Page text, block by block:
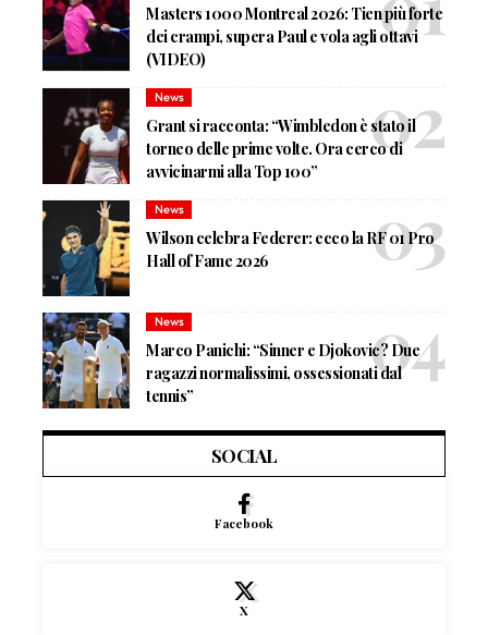
Masters 1000 Montreal 2026: Tien più forte
dei crampi, supera Paul e vola agli ottavi
(VIDEO)
News
Grant si racconta: “Wimbledon è stato il
torneo delle prime volte. Ora cerco di
avvicinarmi alla Top 100”
News
Wilson celebra Federer: ecco la RF 01 Pro
Hall of Fame 2026
News
Marco Panichi: “Sinner e Djokovic? Due
ragazzi normalissimi, ossessionati dal
tennis”
SOCIAL
Facebook
X